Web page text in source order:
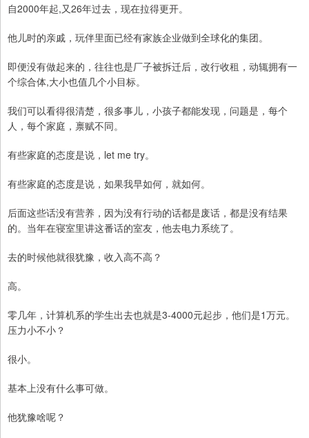
自2000年起,又26年过去，现在拉得更开。
他儿时的亲戚，玩伴里面已经有家族企业做到全球化的集团。
即便没有做起来的，往往也是厂子被拆迁后，改行收租，动辄拥有一
个综合体,大小也值几个小目标。
我们可以看得很清楚，很多事儿，小孩子都能发现，问题是，每个
人，每个家庭，禀赋不同。
有些家庭的态度是说，let me try。
有些家庭的态度是说，如果我早如何，就如何。
后面这些话没有营养，因为没有行动的话都是废话，都是没有结果
的。当年在寝室里讲这番话的室友，他去电力系统了。
去的时候他就很犹豫，收入高不高？
高。
零几年，计算机系的学生出去也就是3-4000元起步，他们是1万元。
压力小不小？
很小。
基本上没有什么事可做。
他犹豫啥呢？